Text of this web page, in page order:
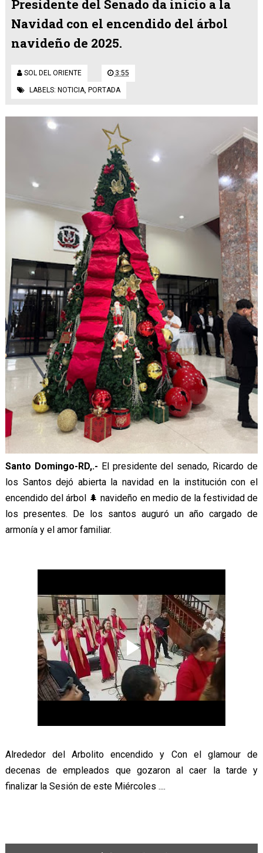
Presidente del Senado da inicio a la
Navidad con el encendido del árbol
navideño de 2025.
SOL DEL ORIENTE 3:55
LABELS: NOTICIA, PORTADA
Santo Domingo-RD,.- El presidente del senado, Ricardo de
los Santos dejó abierta la navidad en la institución con el
encendido del árbol 🌲 navideño en medio de la festividad de
los presentes. De los santos auguró un año cargado de
armonía y el amor familiar.
Alrededor del Arbolito encendido y Con el glamour de
decenas de empleados que gozaron al caer la tarde y
finalizar la Sesión de este Miércoles ....